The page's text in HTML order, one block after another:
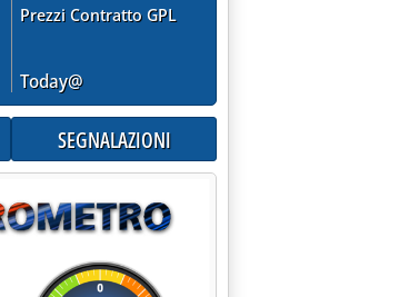
Prezzi Contratto GPL
Today@
SEGNALAZIONI